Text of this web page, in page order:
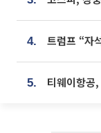
4.
5.